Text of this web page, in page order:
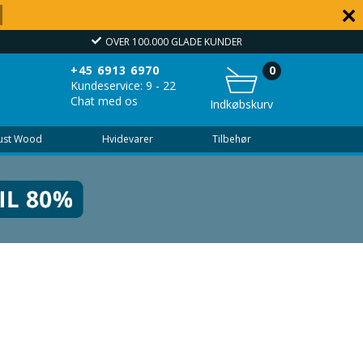
OVER 100.000 GLADE KUNDER
+45 6913 6970
Kundeservice: 9 - 22
Chat med os
Indkøbskurv
0
Wood Hvidevarer Tilbehør